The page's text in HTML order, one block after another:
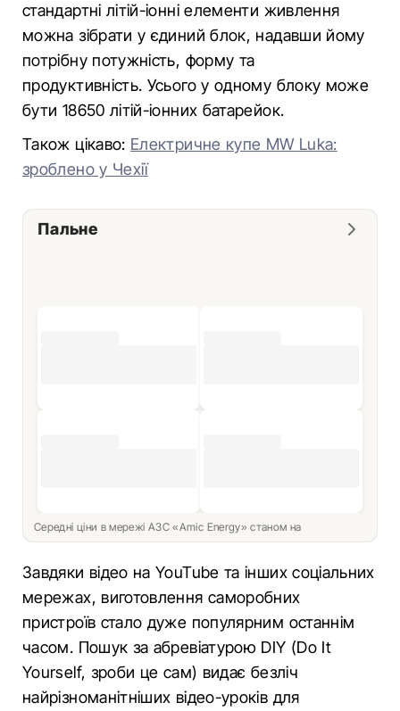
стандартні літій-іонні елементи живлення
можна зібрати у єдиний блок, надавши йому
потрібну потужність, форму та
продуктивність. Усього у одному блоку може
бути 18650 літій-іонних батарейок.
Також цікаво: Електричне купе MW Luka:
зроблено у Чехії
Пальне
Середні ціни в мережі АЗС «Amic Energy» станом на
Завдяки відео на YouTube та інших соціальних
мережах, виготовлення саморобних
пристроїв стало дуже популярним останнім
часом. Пошук за абревіатурою DIY (Do It
Yourself, зроби це сам) видає безліч
найрізноманітніших відео-уроків для